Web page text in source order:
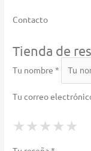
Contacto
Tienda de
Tu nombre *
Tu correo
★ 1 Star
★ ★ 2
★ ★ ★ 3
★ ★ ★ ★ 4
★ ★ ★ ★ ★